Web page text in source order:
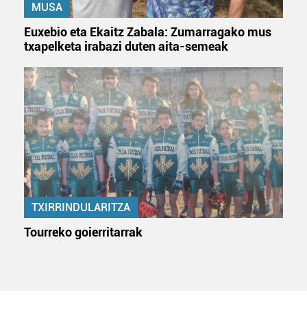
MUSA
Euxebio eta Ekaitz Zabala: Zumarragako mus
txapelketa irabazi duten aita-semeak
TXIRRINDULARITZA
Tourreko goierritarrak